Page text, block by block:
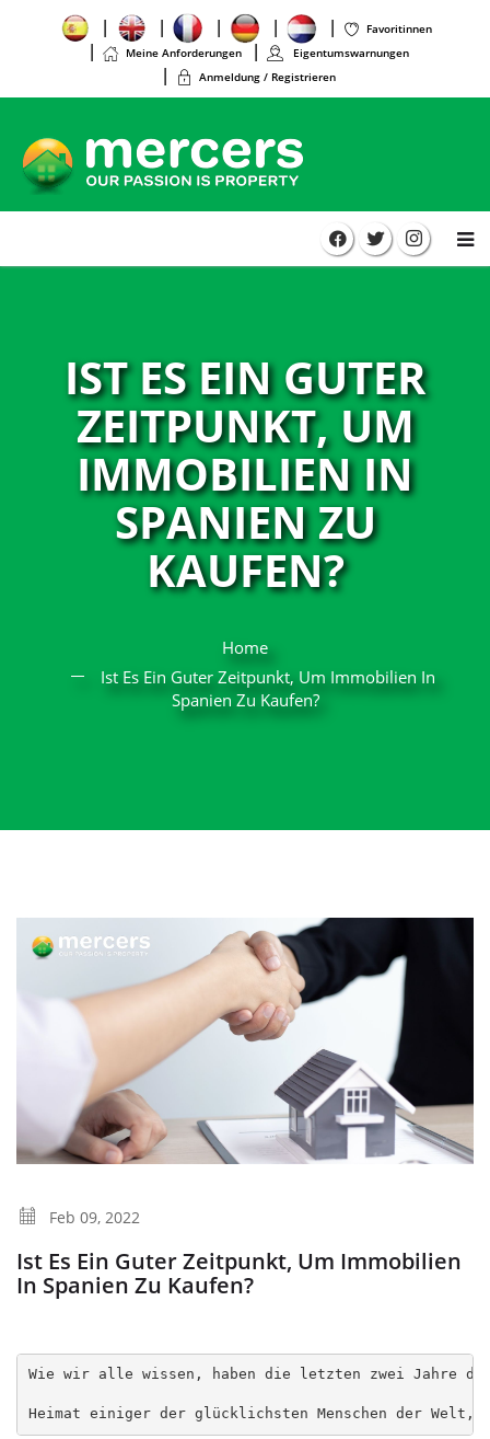
Favoritinnen
Meine Anforderungen
Eigentumswarnungen
Anmeldung / Registrieren
IST ES EIN GUTER
ZEITPUNKT, UM
IMMOBILIEN IN
SPANIEN ZU
KAUFEN?
Home
Ist Es Ein Guter Zeitpunkt, Um Immobilien In
Spanien Zu Kaufen?
Feb 09, 2022
Ist Es Ein Guter Zeitpunkt, Um Immobilien
In Spanien Zu Kaufen?
Wie wir alle wissen, haben die letzten zwei Jahre
Heimat einiger der glücklichsten Menschen der